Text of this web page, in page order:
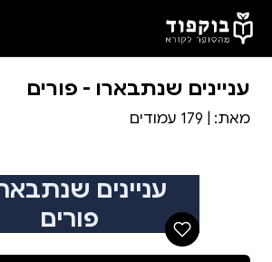
דלג לתוכן הראשי
עניינים שנתבארו - פורים
מאת:
עניינים
פורים